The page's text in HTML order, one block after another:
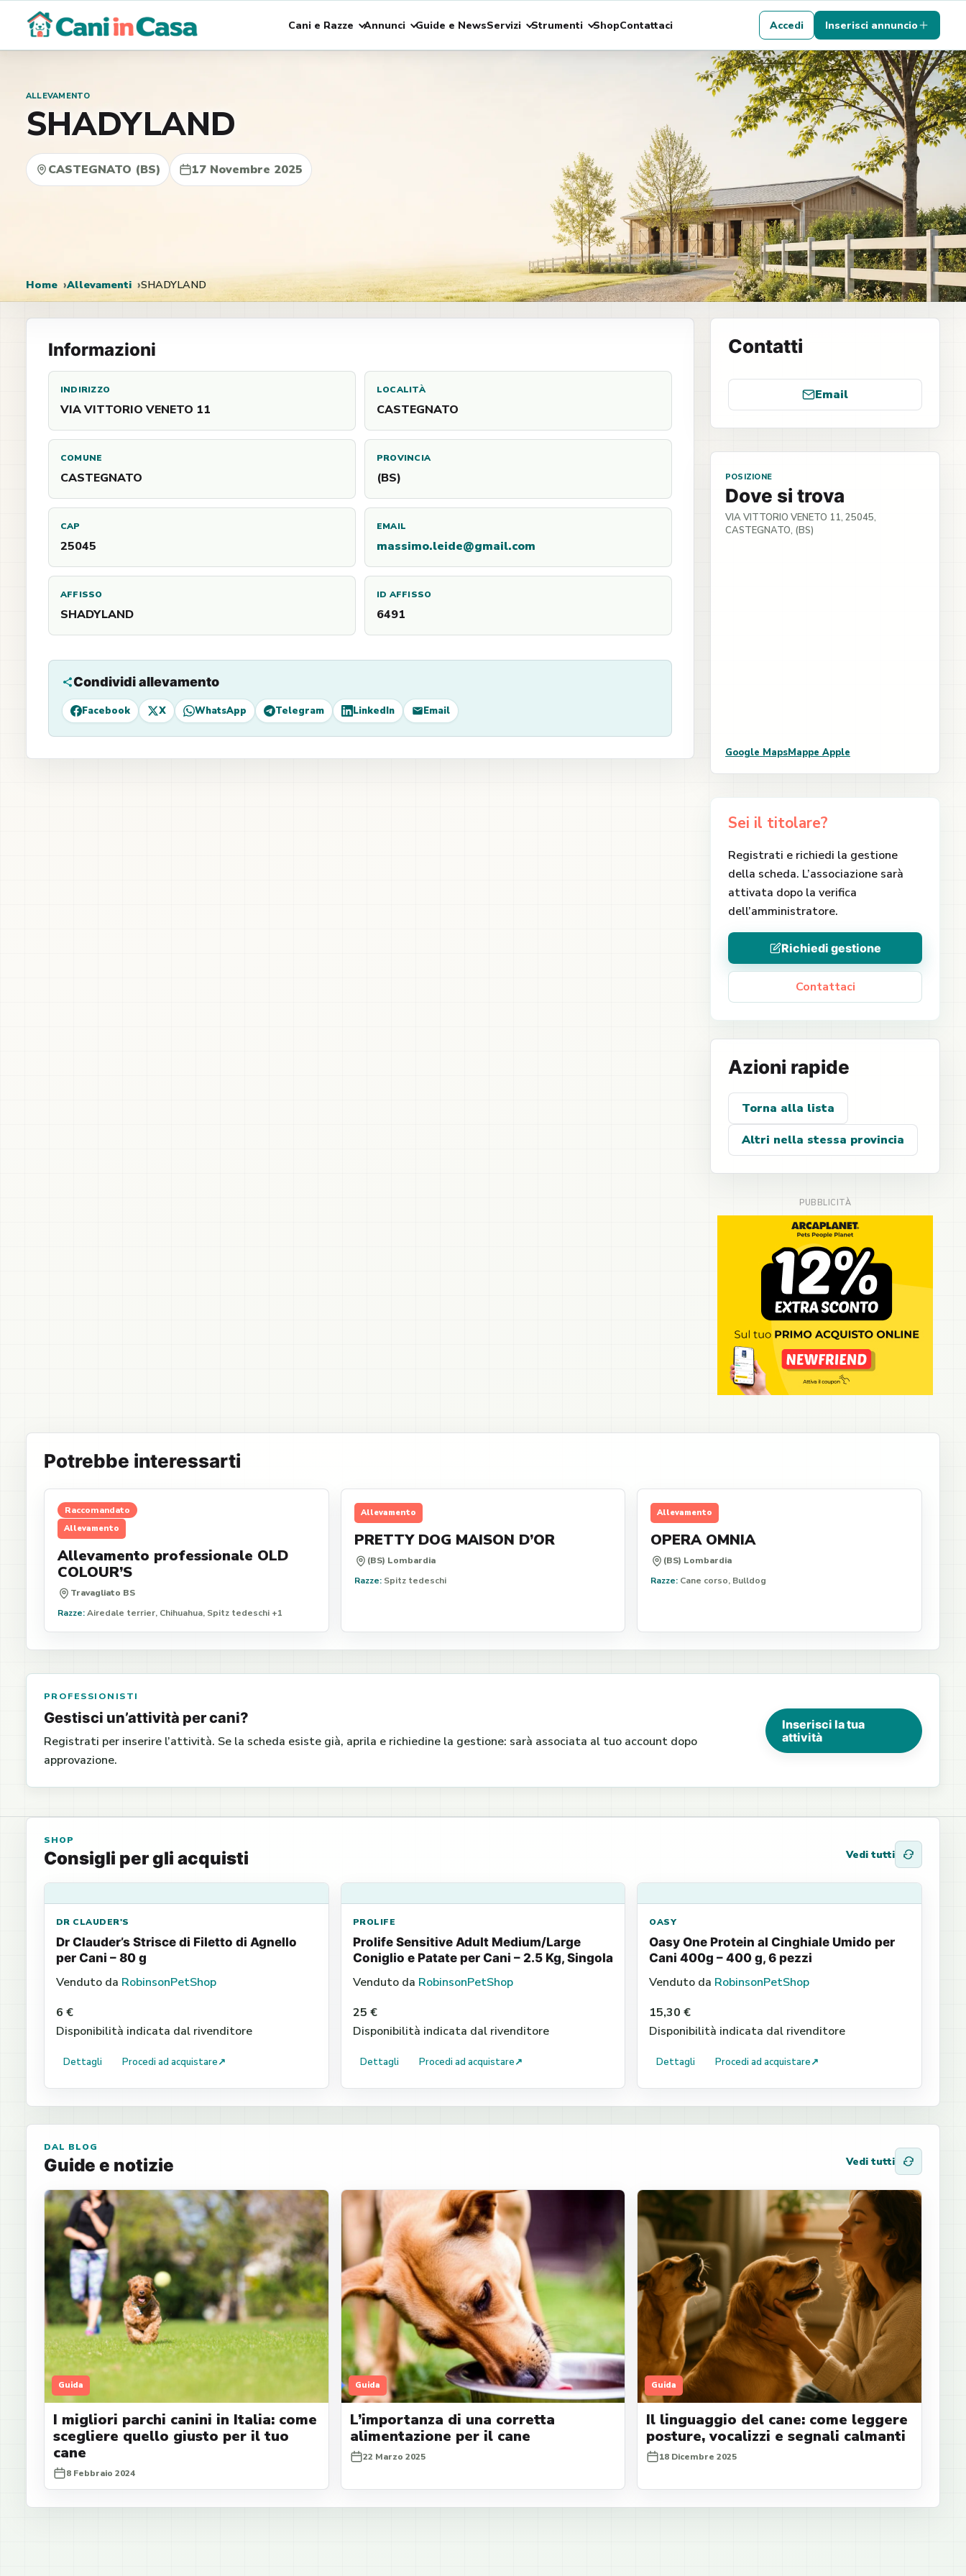
contenuto
Cani e Razze Annunci Guide e NewsServizi Strumenti ShopContattaci Accedi Inserisci annuncio
ALLEVAMENTO
SHADYLAND
CASTEGNATO (BS) 17 Novembre 2025
Home Allevamenti SHADYLAND
Informazioni
INDIRIZZO
VIA VITTORIO VENETO 11
LOCALITÀ
CASTEGNATO
COMUNE
CASTEGNATO
PROVINCIA
(BS)
CAP
25045
EMAIL
massimo.leide@gmail.com
AFFISSO
SHADYLAND
ID AFFISSO
6491
Condividi allevamento
Facebook X WhatsApp Telegram LinkedIn Email
Contatti
Email
POSIZIONE
Dove si trova
VIA VITTORIO VENETO 11, 25045,
CASTEGNATO, (BS)
Google MapsMappe Apple
Sei il titolare?
Registrati e richiedi la gestione
della scheda. L’associazione sarà
attivata dopo la verifica
dell’amministratore.
Richiedi gestione
Contattaci
Azioni rapide
Torna alla lista
Altri nella stessa provincia
Potrebbe interessarti
Raccomandato
Allevamento
Allevamento professionale OLD
COLOUR’S
Travagliato BS
Razze:Airedale terrier, Chihuahua, Spitz tedeschi +1
Allevamento
PRETTY DOG MAISON D’OR
(BS) Lombardia
Razze:Spitz tedeschi
Allevamento
OPERA OMNIA
(BS) Lombardia
Razze: Cane corso, Bulldog
PROFESSIONISTI
Gestisci un’attività per cani?
Registrati per inserire l’attività. Se la scheda esiste già, aprila e richiedine la gestione: sarà associata al tuo account dopo
approvazione.
Inserisci la tua
attività
SHOP
Consigli per gli acquisti Vedi tutti
DR CLAUDER'S
Dr Clauder’s Strisce di Filetto di Agnello
per Cani – 80 g
Venduto da RobinsonPetShop
6 €
Disponibilità indicata dal rivenditore
Dettagli Procedi ad acquistare↗
PROLIFE
Prolife Sensitive Adult Medium/Large
Coniglio e Patate per Cani – 2.5 Kg, Singola
Venduto da RobinsonPetShop
25 €
Disponibilità indicata dal rivenditore
Dettagli Procedi ad acquistare↗
OASY
Oasy One Protein al Cinghiale Umido per
Cani 400g – 400 g, 6 pezzi
Venduto da RobinsonPetShop
15,30 €
Disponibilità indicata dal rivenditore
Dettagli Procedi ad acquistare↗
DAL BLOG
Guide e notizie Vedi tutti
Guida
I migliori parchi canini in Italia: come
scegliere quello giusto per il tuo
cane
8 Febbraio 2024
Guida
L’importanza di una corretta
alimentazione per il cane
22 Marzo 2025
Guida
Il linguaggio del cane: come leggere
posture, vocalizzi e segnali calmanti
18 Dicembre 2025